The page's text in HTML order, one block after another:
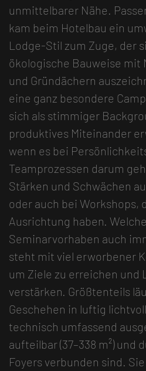
unmittelbarer Nähe.
kam beim Hotelbau ein
Lodge-Stil zum Zuge, der
ökologische Bauweise mit
und Gründächern
eine ganz besondere
sich als stimmiger
produktives Miteinander
wenn es bei
Teamprozessen darum
Stärken und Schwächen
oder auch bei Workshops,
Ausrichtung haben.
Seminarvorhaben auch
steht mit viel erworbener
um Ziele zu erreichen und
verstärken. Größtenteils
Geschehen in luftig
technisch umfassend
aufteilbar (37–338 m²) und
Foyers verbunden sind.